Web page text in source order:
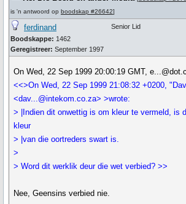
is 'n antwoord op boodskap #26642]
ferdinand
Boodskappe: 1462
Geregistreer: September 1997
Senior Lid
On Wed, 22 Sep 1999 20:00:19 GMT,
<<>On Wed, 22 Sep 1999 21:08:32 +0200,
<dav...@intekom.co.za> >wrote:
> |Indien dit onwettig is om kleur te vermeld, is
kleur
> |van die oortreders swart is.
>
> Word dit werklik deur die wet verbied? >>
Nee, Geensins verbied nie.